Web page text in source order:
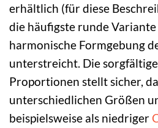
erhältlich (für diese
die häufigste runde Variante
harmonische Formgebung
unterstreicht. Die
Proportionen stellt sicher,
unterschiedlichen Größen
beispielsweise als niedriger